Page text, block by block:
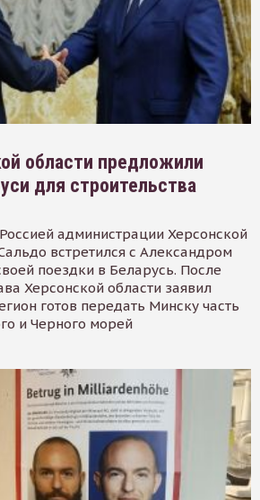
области предложили
для строительства
администрации Херсонской
встретился с Александром
поездки в Беларусь. После
Херсонской области заявил
готов передать Минску часть
и Черного морей